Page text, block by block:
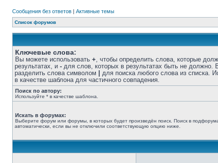
Сообщения без ответов | Активные темы
Список форумов
Ключевые слова:
Вы можете использовать +, чтобы определить слова, которые
результатах, и - для слов, которых в результатах быть не должно.
разделить слова символом
для поиска любого слова из списка.
в качестве шаблона для частичного совпадения.
Поиск по автору:
Используйте * в качестве шаблона.
Искать в форумах:
Выберите форум или форумы, в которых будет произведён поиск. Поиск в
автоматически, если вы не отключили соответствующую опцию ниже.